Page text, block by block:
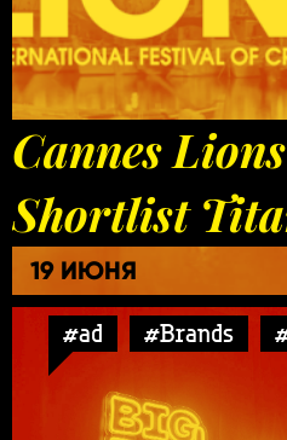
Cannes
Shortlist
19 ИЮНЯ
#ad #Brands